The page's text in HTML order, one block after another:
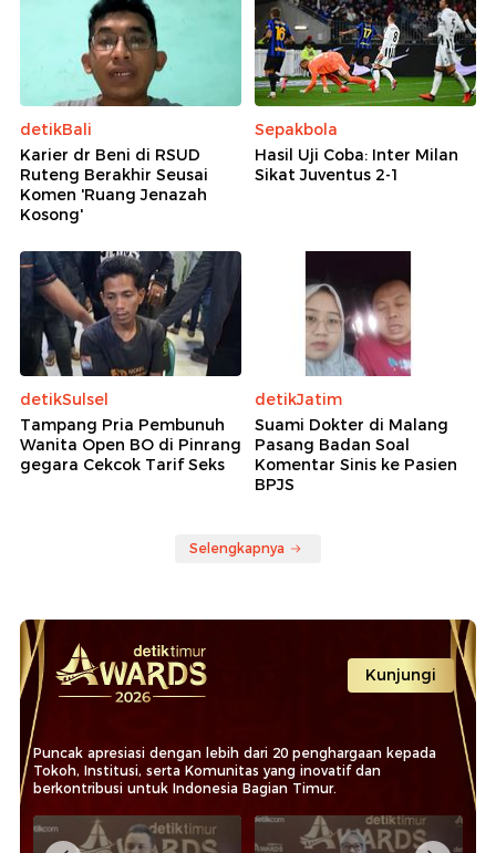
detikBali
Karier dr Beni di RSUD
Ruteng Berakhir Seusai
Komen 'Ruang Jenazah
Kosong'
Sepakbola
Hasil Uji Coba: Inter Milan
Sikat Juventus 2-1
detikSulsel
Tampang Pria Pembunuh
Wanita Open BO di Pinrang
gegara Cekcok Tarif Seks
detikJatim
Suami Dokter di Malang
Pasang Badan Soal
Komentar Sinis ke Pasien
BPJS
Selengkapnya
Kunjungi
Puncak apresiasi dengan lebih dari 20 penghargaan kepada
Tokoh, Institusi, serta Komunitas yang inovatif dan
berkontribusi untuk Indonesia Bagian Timur.